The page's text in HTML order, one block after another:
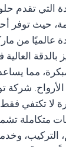
التي تقدم
حيث توفر
عالميًا من
بالدقة
مما
الأرواح. شركة
لا تكتفي فقط
متكاملة
التركيب،